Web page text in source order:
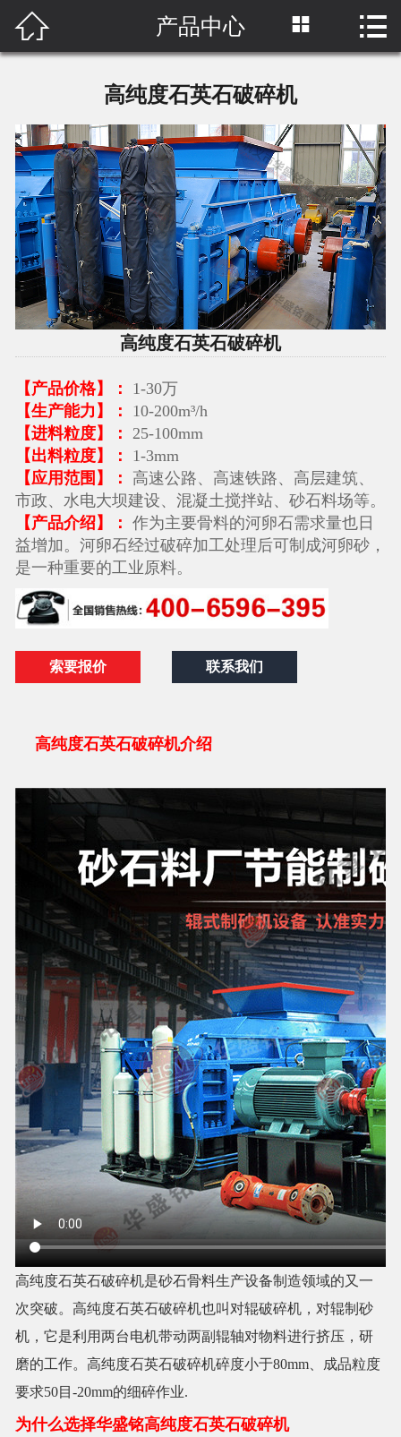
 首页
工程案例
新闻中心
网络营销
原料视频
联系我们
 产品中心  
高纯度石英石破碎机
高纯度石英石破碎机
【产品价格】：
1-30万
【生产能力】：
10-200m³/h
【进料粒度】：
25-100mm
【出料粒度】：
1-3mm
【应用范围】：
高速公路、高速铁路、高层建筑、
市政、水电大坝建设、混凝土搅拌站、砂石料场等。
【产品介绍】： 作为主要骨料的河卵石需求量也日
益增加。河卵石经过破碎加工处理后可制成河卵砂，
是一种重要的工业原料。
索要报价 联系我们
高纯度石英石破碎机介绍
高纯度石英石破碎机是砂石骨料生产设备制造领域的又一
次突破。高纯度石英石破碎机也叫对辊破碎机，对辊制砂
机，它是利用两台电机带动两副辊轴对物料进行挤压，研
磨的工作。高纯度石英石破碎机碎度小于80mm、成品粒度
要求50目-20mm的细碎作业.
为什么选择华盛铭高纯度石英石破碎机